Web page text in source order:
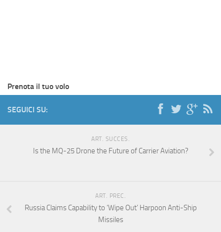
Prenota il tuo volo
SEGUICI SU:
ART. SUCCES.
Is the MQ-25 Drone the Future of Carrier Aviation?
ART. PREC.
Russia Claims Capability to ‘Wipe Out’ Harpoon Anti-Ship
Missiles